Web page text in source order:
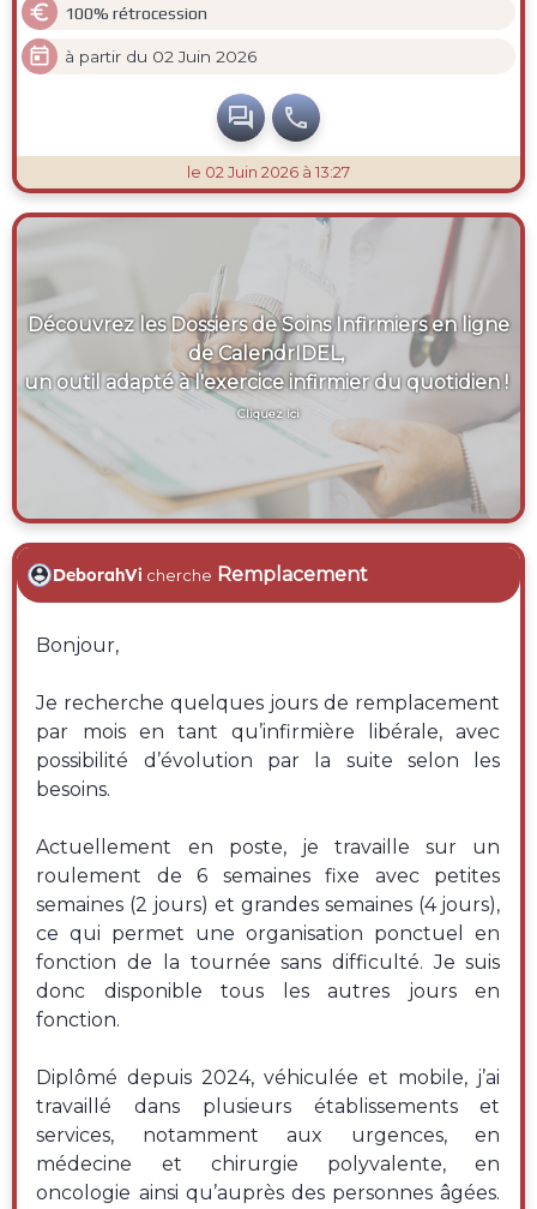
 100% rétrocession
 à partir du 02 Juin 2026
 
le 02 Juin 2026 à 13:27
Découvrez les Dossiers de Soins Infirmiers en ligne
de CalendrIDEL,
un outil adapté à l'exercice infirmier du quotidien !
Cliquez ici
DeborahVi cherche Remplacement
Bonjour,
Je recherche quelques jours de remplacement
par mois en tant qu’infirmière libérale, avec
possibilité d’évolution par la suite selon les
besoins.
Actuellement en poste, je travaille sur un
roulement de 6 semaines fixe avec petites
semaines (2 jours) et grandes semaines (4 jours),
ce qui permet une organisation ponctuel en
fonction de la tournée sans difficulté. Je suis
donc disponible tous les autres jours en
fonction.
Diplômé depuis 2024, véhiculée et mobile, j’ai
travaillé dans plusieurs établissements et
services, notamment aux urgences, en
médecine et chirurgie polyvalente, en
oncologie ainsi qu’auprès des personnes âgées.